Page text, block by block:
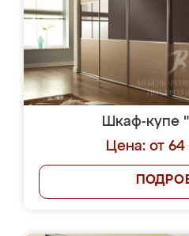
Шкаф-купе
Цена: от